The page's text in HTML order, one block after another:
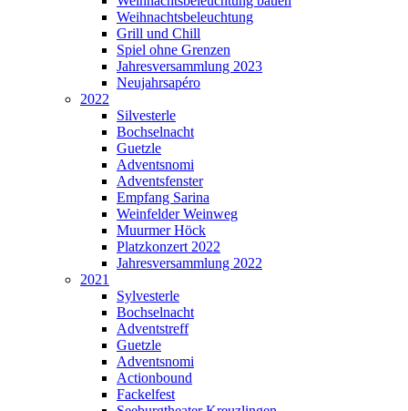
Weihnachtsbeleuchtung
Grill und Chill
Spiel ohne Grenzen
Jahresversammlung 2023
Neujahrsapéro
2022
Silvesterle
Bochselnacht
Guetzle
Adventsnomi
Adventsfenster
Empfang Sarina
Weinfelder Weinweg
Muurmer Höck
Platzkonzert 2022
Jahresversammlung 2022
2021
Sylvesterle
Bochselnacht
Adventstreff
Guetzle
Adventsnomi
Actionbound
Fackelfest